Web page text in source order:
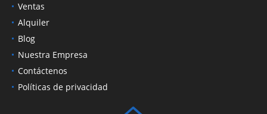
Ventas
Alquiler
Blog
Nuestra Empresa
Contáctenos
Políticas de privacidad